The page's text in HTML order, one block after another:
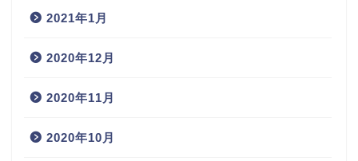
2021年1月
2020年12月
2020年11月
2020年10月